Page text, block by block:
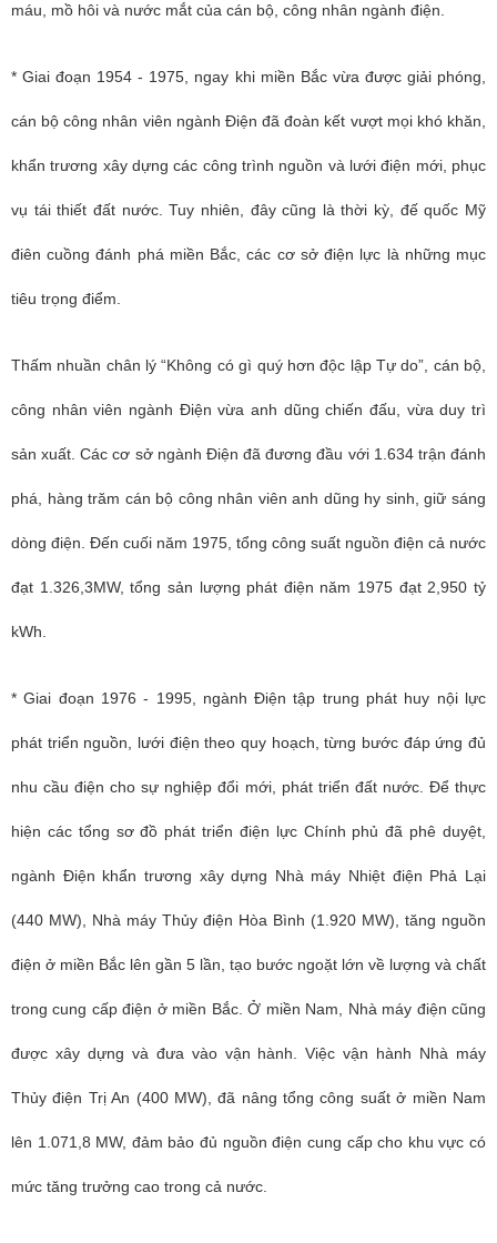
máu, mồ hôi và nước mắt của cán bộ, công nhân ngành điện.
* Giai đoạn 1954 - 1975, ngay khi miền Bắc vừa được giải phóng,
cán bộ công nhân viên ngành Điện đã đoàn kết vượt mọi khó khăn,
khẩn trương xây dựng các công trình nguồn và lưới điện mới, phục
vụ tái thiết đất nước. Tuy nhiên, đây cũng là thời kỳ, đế quốc Mỹ
điên cuồng đánh phá miền Bắc, các cơ sở điện lực là những mục
tiêu trọng điểm.
Thấm nhuần chân lý “Không có gì quý hơn độc lập Tự do”, cán bộ,
công nhân viên ngành Điện vừa anh dũng chiến đấu, vừa duy trì
sản xuất. Các cơ sở ngành Điện đã đương đầu với 1.634 trận đánh
phá, hàng trăm cán bộ công nhân viên anh dũng hy sinh, giữ sáng
dòng điện. Đến cuối năm 1975, tổng công suất nguồn điện cả nước
đạt 1.326,3MW, tổng sản lượng phát điện năm 1975 đạt 2,950 tỷ
kWh.
* Giai đoạn 1976 - 1995, ngành Điện tập trung phát huy nội lực
phát triển nguồn, lưới điện theo quy hoạch, từng bước đáp ứng đủ
nhu cầu điện cho sự nghiệp đổi mới, phát triển đất nước. Để thực
hiện các tổng sơ đồ phát triển điện lực Chính phủ đã phê duyệt,
ngành Điện khẩn trương xây dựng Nhà máy Nhiệt điện Phả Lại
(440 MW), Nhà máy Thủy điện Hòa Bình (1.920 MW), tăng nguồn
điện ở miền Bắc lên gần 5 lần, tạo bước ngoặt lớn về lượng và chất
trong cung cấp điện ở miền Bắc. Ở miền Nam, Nhà máy điện cũng
được xây dựng và đưa vào vận hành. Việc vận hành Nhà máy
Thủy điện Trị An (400 MW), đã nâng tổng công suất ở miền Nam
lên 1.071,8 MW, đảm bảo đủ nguồn điện cung cấp cho khu vực có
mức tăng trưởng cao trong cả nước.